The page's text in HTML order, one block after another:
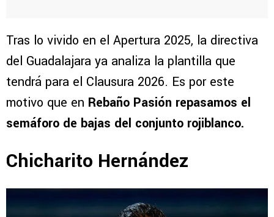
Tras lo vivido en el Apertura 2025, la directiva
del Guadalajara ya analiza la plantilla que
tendrá para el Clausura 2026. Es por este
motivo que en Rebaño Pasión repasamos el
semáforo de bajas del conjunto rojiblanco.
Chicharito Hernández